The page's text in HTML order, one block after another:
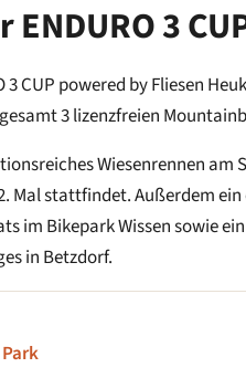
3
3 CUP powered by Fliesen
3 lizenzfreien
Wiesenrennen am
Mal stattfindet. Außerdem
im Bikepark Wissen sowie
in Betzdorf.